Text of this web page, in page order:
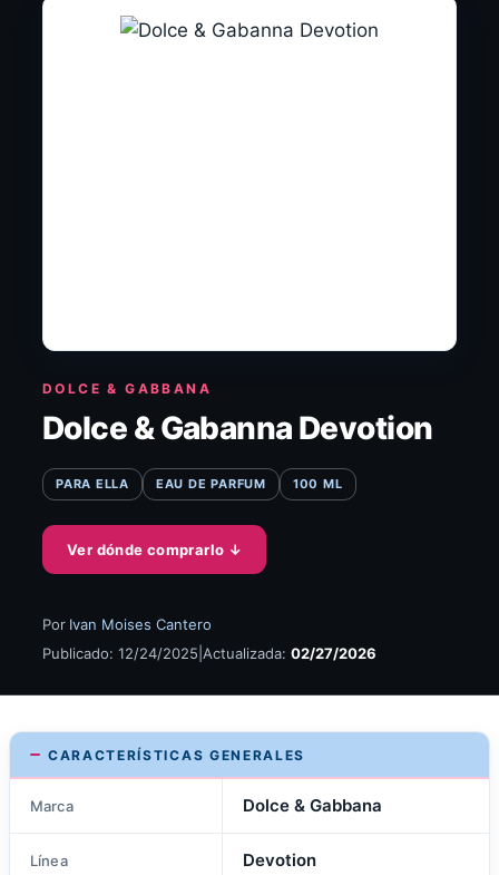
DOLCE & GABBANA
Dolce & Gabanna Devotion
PARA ELLA EAU DE PARFUM 100 ML
Ver dónde comprarlo ↓
Por Ivan Moises Cantero
Publicado: 12/24/2025 Actualizada: 02/27/2026
CARACTERÍSTICAS GENERALES
Marca Dolce & Gabbana
Línea Devotion